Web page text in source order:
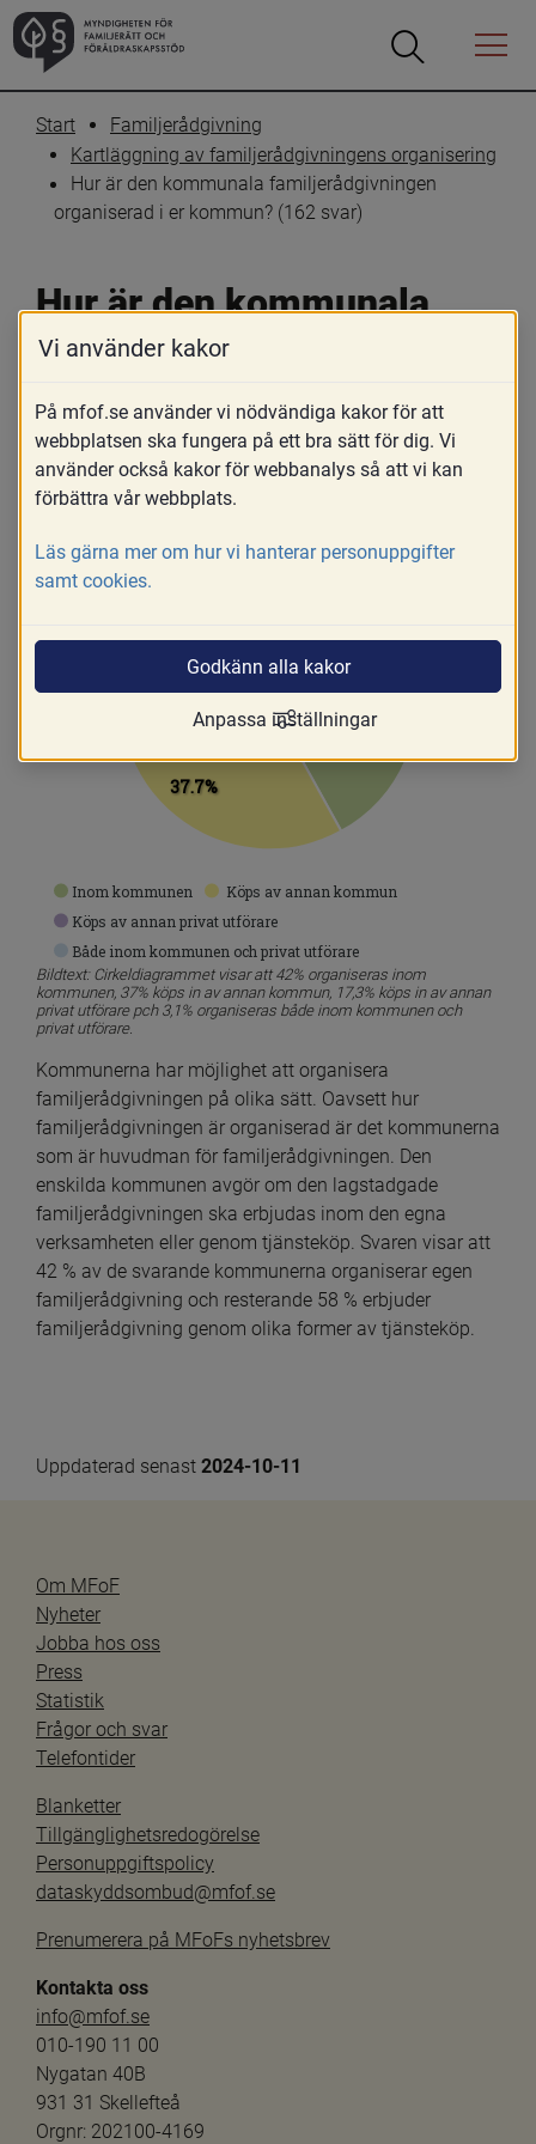
Öppna
Öppna
Menyn
Start
Familjerådgivning
Kartläggning av familjerådgivningens organisering
Hur är den kommunala familjerådgivningen
organiserad i er kommun? (162 svar)
Hur är den kommunala
familjerådgivningen
organiserad i er kommun?
(162 svar)
Skriv ut
Inom kommunen
Köps av annan kommun
Köps av annan privat utförare
Både inom kommunen och privat utförare
37.7%
Bildtext: Cirkeldiagrammet visar att 42% organiseras inom
kommunen, 37% köps in av annan kommun, 17,3% köps in av annan
privat utförare pch 3,1% organiseras både inom kommunen och
privat utförare.
Kommunerna har möjlighet att organisera
familjerådgivningen på olika sätt. Oavsett hur
familjerådgivningen är organiserad är det kommunerna
som är huvudman för familjerådgivningen. Den
enskilda kommunen avgör om den lagstadgade
familjerådgivningen ska erbjudas inom den egna
verksamheten eller genom tjänsteköp. Svaren visar att
42 % av de svarande kommunerna organiserar egen
familjerådgivning och resterande 58 % erbjuder
familjerådgivning genom olika former av tjänsteköp.
Uppdaterad senast 2024-10-11
Om MFoF
Nyheter
Jobba hos oss
Press
Statistik
Frågor och svar
Telefontider
Blanketter
Tillgänglighetsredogörelse
Personuppgiftspolicy
dataskyddsombud@mfof.se
Prenumerera på MFoFs nyhetsbrev
Kontakta oss
info@mfof.se
010-190 11 00
Nygatan 40B
931 31 Skellefteå
Orgnr: 202100-4169
Vi använder kakor
På mfof.se använder vi nödvändiga kakor för att
webbplatsen ska fungera på ett bra sätt för dig. Vi
använder också kakor för webbanalys så att vi kan
förbättra vår webbplats.
Läs gärna mer om hur vi hanterar personuppgifter
samt cookies.
Godkänn alla kakor
Anpassa inställningar